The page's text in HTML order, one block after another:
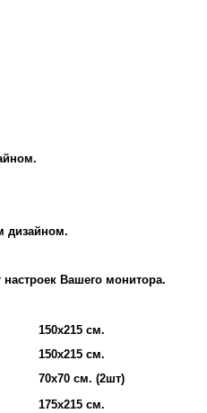
дизайном.
настроек Вашего монитора.
150х215 см.
150х215 см.
70х70 см. (2шт)
175х215 см.